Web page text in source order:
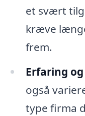
et svært
kræve
frem.
Erfaring
også
type firma